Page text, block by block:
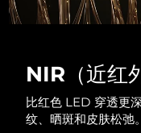
NIR（近红
比红色 LED 穿透更
纹、晒斑和皮肤松弛。
黎巴嫩
卢森堡
中国澳门特别行政区